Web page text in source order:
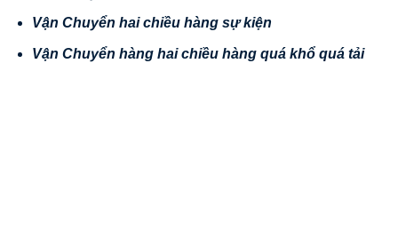
Vận Chuyển hai chiều hàng sựkiện
Vận Chuyển hàng hai chiều hàng quá khổquá tải